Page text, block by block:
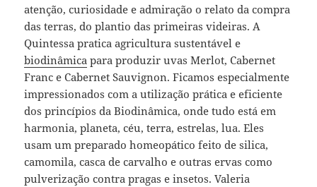
atenção, curiosidade e admiração o relato da compra
das terras, do plantio das primeiras videiras. A
Quintessa pratica agricultura sustentável e
biodinâmica para produzir uvas Merlot, Cabernet
Franc e Cabernet Sauvignon. Ficamos especialmente
impressionados com a utilização prática e eficiente
dos princípios da Biodinâmica, onde tudo está em
harmonia, planeta, céu, terra, estrelas, lua. Eles
usam um preparado homeopático feito de silica,
camomila, casca de carvalho e outras ervas como
pulverização contra pragas e insetos. Valeria